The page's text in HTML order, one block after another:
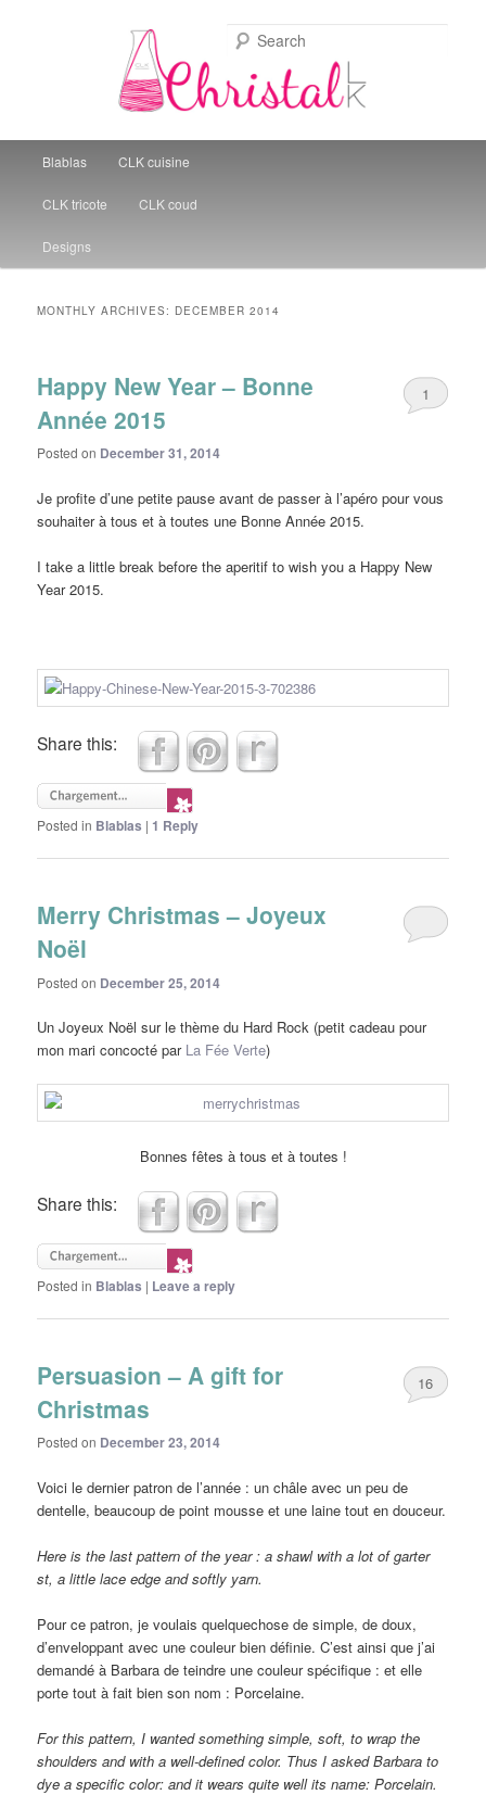
Christal Little Kitchen
Skip to primary content
Skip to secondary content
Blablas CLK cuisine
CLK tricote CLK coud
Designs
MONTHLY ARCHIVES: DECEMBER 2014
Happy New Year – Bonne
Année 2015
Posted on December 31, 2014
1
Je profite d’une petite pause avant de passer à l’apéro pour vous
souhaiter à tous et à toutes une Bonne Année 2015.
I take a little break before the aperitif to wish you a Happy New
Year 2015.
Share this:
Posted in Blablas | 1 Reply
Merry Christmas – Joyeux
Noël
Posted on December 25, 2014
Un Joyeux Noël sur le thème du Hard Rock (petit cadeau pour
mon mari concocté par La Fée Verte)
Bonnes fêtes à tous et à toutes !
Share this:
Posted in Blablas | Leave a reply
Persuasion – A gift for
Christmas
Posted on December 23, 2014
16
Voici le dernier patron de l’année : un châle avec un peu de
dentelle, beaucoup de point mousse et une laine tout en douceur.
Here is the last pattern of the year : a shawl with a lot of garter
st, a little lace edge and softly yarn.
Pour ce patron, je voulais quelquechose de simple, de doux,
d’enveloppant avec une couleur bien définie. C’est ainsi que j’ai
demandé à Barbara de teindre une couleur spécifique : et elle
porte tout à fait bien son nom : Porcelaine.
For this pattern, I wanted something simple, soft,to wrap the
shoulders and with a well-defined color. Thus I asked Barbara to
dye a specific color:and it wears quite wellits name: Porcelain.